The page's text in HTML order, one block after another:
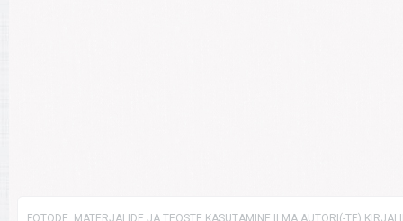
FOTODE, MATERJALIDE JA TEOSTE KASUTAMINE ILMA AUTORI(-TE)